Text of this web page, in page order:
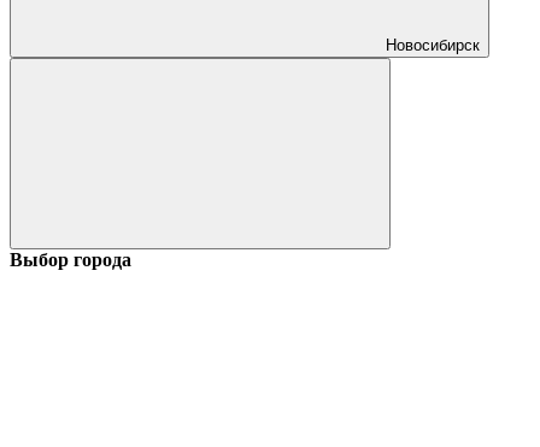
Новосибирск
Выбор города